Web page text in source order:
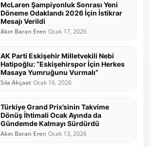
McLaren Şampiyonluk Sonrası Yeni
Döneme Odaklandı 2026 İçin İstikrar
Mesajı Verildi
Akın Baran Eren Ocak 17, 2026
AK Parti Eskişehir Milletvekili Nebi
Hatipoğlu: “Eskişehirspor İçin Herkes
Masaya Yumruğunu Vurmalı”
Sıla Akçaat Ocak 16, 2026
Türkiye Grand Prix’sinin Takvime
Dönüş İhtimali Ocak Ayında da
Gündemde Kalmayı Sürdürdü
Akın Baran Eren Ocak 13, 2026